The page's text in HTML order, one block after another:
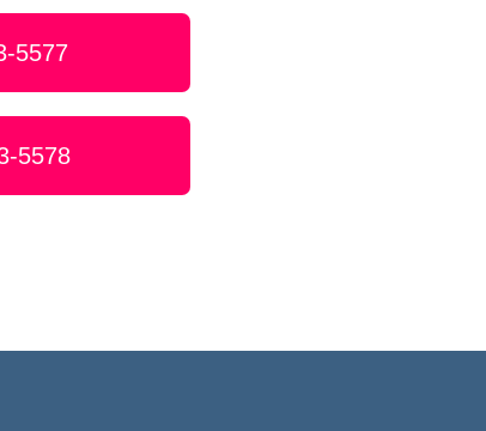
5577
5578